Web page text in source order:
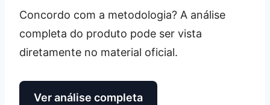
Concordo com a metodologia? A análise
completa do produto pode ser vista
diretamente no material oficial.
Ver análise completa